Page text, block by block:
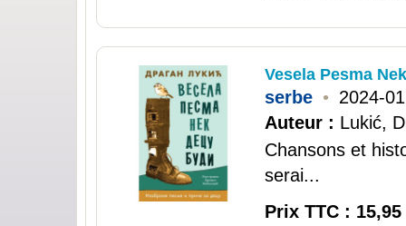
Vesela Pesma
serbe • 2024-01
Auteur : Lukić,
Chansons et
serai...
Prix TTC : 15,95